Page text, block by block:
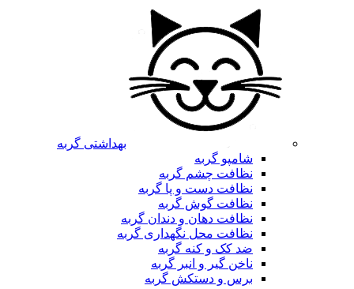
بهداشتی گربه
شامپو گربه
نظافت چشم گربه
نظافت دست و پا گربه
نظافت گوش گربه
نظافت دهان و دندان گربه
نظافت محل نگهداری گربه
ضد کک و کنه گربه
ناخن گیر و انبر گربه
برس و دستکش گربه